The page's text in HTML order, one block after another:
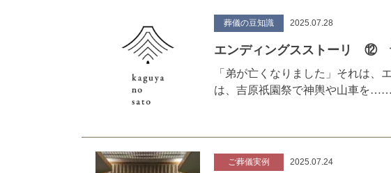
葬儀の豆知識 2025.07.28
エンディングスストー
「弟が亡くなりました」それは
は、吉原祇園祭で神輿や山車を……
ご葬儀実例 2025.07.24